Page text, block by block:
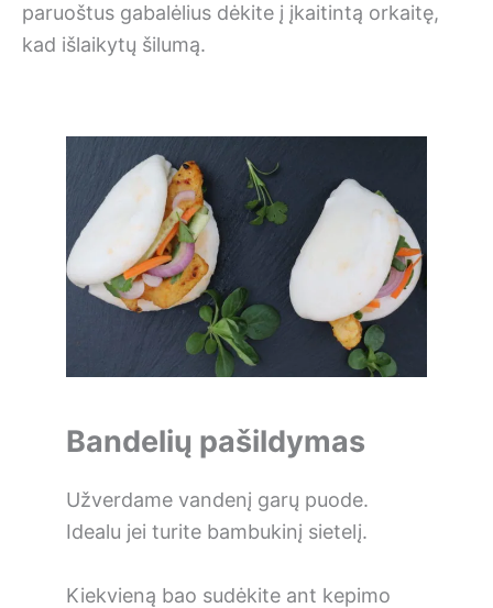
paruoštus gabalėlius dėkite į įkaitintą orkaitę,
kad išlaikytų šilumą.
Bandelių pašildymas
Užverdame vandenį garų puode.
Idealu jei turite bambukinį sietelį.
Kiekvieną bao sudėkite ant kepimo